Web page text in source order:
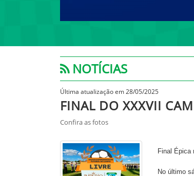
NOTÍCIAS
Última atualização em 28/05/2025
FINAL DO XXXVII
Confira as fotos
Final Épica
No último